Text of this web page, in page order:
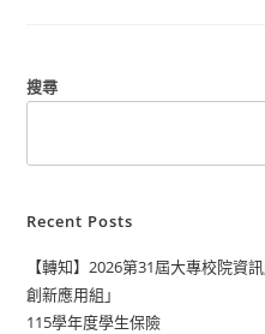
搜尋
Recent Posts
【轉知】2026第31屆大專校院資
創新應用組」
115學年度學生保險